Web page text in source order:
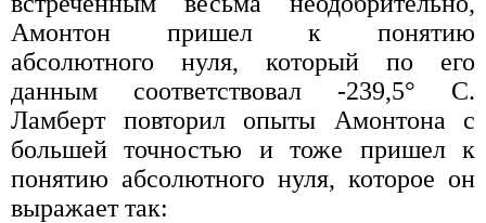
Амонтон пришел к понятию
абсолютного нуля, который по его
данным соответствовал -239,5° С.
Ламберт повторил опыты Амонтона с
большей точностью и тоже пришел к
понятию абсолютного нуля, которое он
выражает так: